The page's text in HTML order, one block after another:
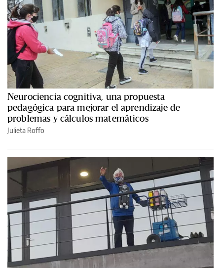
Neurociencia cognitiva, una propuesta
pedagógica para mejorar el aprendizaje de
problemas y cálculos matemáticos
Julieta Roffo